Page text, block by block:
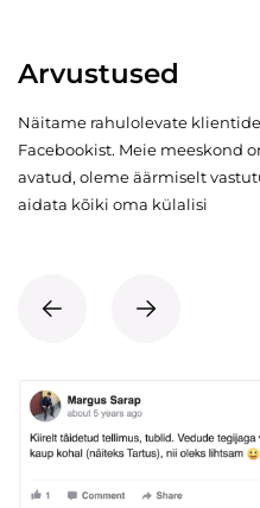
Arvustused
Näitame rahulolevate
Facebookist. Meie meeskond
avatud, oleme äärmiselt
aidata kõiki oma külalisi